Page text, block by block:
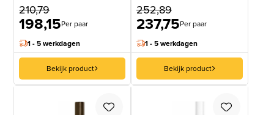
210,79
198,15Per paar
1 - 5 werkdagen
Bekijk product
252,89
237,75Per paar
1 - 5 werkdagen
Bekijk product